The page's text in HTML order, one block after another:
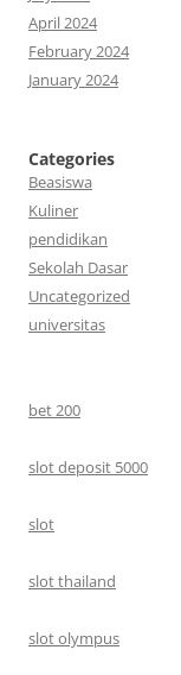
April 2024
February 2024
January 2024
Categories
Beasiswa
Kuliner
pendidikan
Sekolah Dasar
Uncategorized
universitas
bet 200
slot deposit 5000
slot
slot thailand
slot olympus